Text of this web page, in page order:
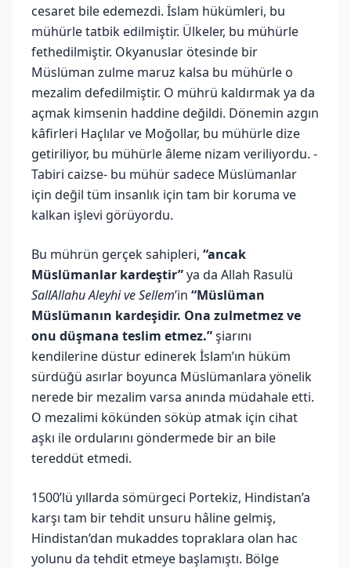
cesaret bile edemezdi. İslam hükümleri, bu
mühürle tatbik edilmiştir. Ülkeler, bu mühürle
fethedilmiştir. Okyanuslar ötesinde bir
Müslüman zulme maruz kalsa bu mühürle o
mezalim defedilmiştir. O mührü kaldırmak ya da
açmak kimsenin haddine değildi. Dönemin azgın
kâfirleri Haçlılar ve Moğollar, bu mühürle dize
getiriliyor, bu mühürle âleme nizam veriliyordu. -
Tabiri caizse- bu mühür sadece Müslümanlar
için değil tüm insanlık için tam bir koruma ve
kalkan işlevi görüyordu.
Bu mührün gerçek sahipleri, “ancak
Müslümanlar kardeştir”ya da Allah Rasulü
SallAllahu Aleyhi ve Sellem’in “Müslüman
Müslümanın kardeşidir. Ona zulmetmez ve
onu düşmana teslim etmez.”şiarını
kendilerine düstur edinerek İslam’ın hüküm
sürdüğü asırlar boyunca Müslümanlara yönelik
nerede bir mezalim varsa anında müdahale etti.
O mezalimi kökünden söküp atmak için cihat
aşkı ile ordularını göndermede bir an bile
tereddüt etmedi.
1500’lü yıllarda sömürgeci Portekiz, Hindistan’a
karşı tam bir tehdit unsuru hâline gelmiş,
Hindistan’dan mukaddes topraklara olan hac
yolunu da tehdit etmeye başlamıştı. Bölge